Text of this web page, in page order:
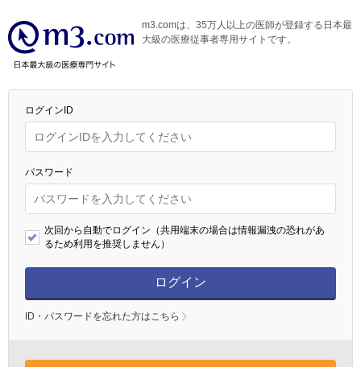
m3.comは、35万人以上の医師が登録する日本最
大級の医療従事者専用サイトです。
ログインID
パスワード
次回から自動でログイン（共用端末の場合は情報漏洩の恐れがあ
るため利用を推奨しません）
ログイン
ID・パスワードを忘れた方はこちら